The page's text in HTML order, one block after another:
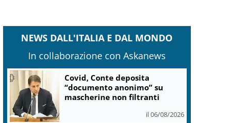
NEWS DALL'ITALIA E DAL MONDO
In collaborazione con Askanews
Covid, Conte deposita
“documento anonimo” su
mascherine non filtranti
il 06/08/2026